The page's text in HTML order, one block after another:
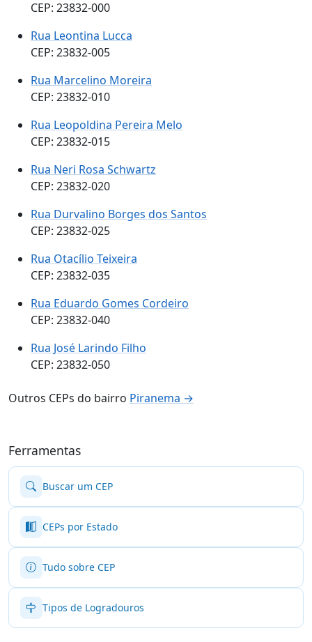
CEP: 23832-000
Rua Leontina Lucca
CEP: 23832-005
Rua Marcelino Moreira
CEP: 23832-010
Rua Leopoldina Pereira Melo
CEP: 23832-015
Rua Neri Rosa Schwartz
CEP: 23832-020
Rua Durvalino Borges dos Santos
CEP: 23832-025
Rua Otacílio Teixeira
CEP: 23832-035
Rua Eduardo Gomes Cordeiro
CEP: 23832-040
Rua José Larindo Filho
CEP: 23832-050
Outros CEPs do bairro Piranema →
Ferramentas
Buscar um CEP
CEPs por Estado
Tudo sobre CEP
Tipos de Logradouros